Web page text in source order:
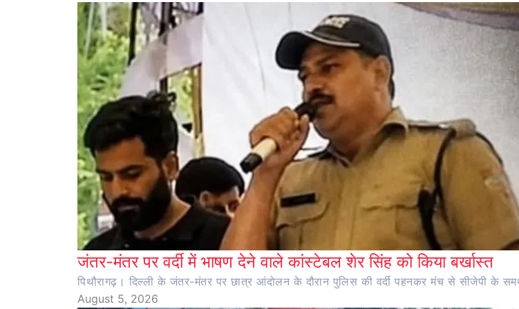
जंतर-मंतर पर वर्दी में भाषण देने वाले कांस्टेबल शेर सिंह को किया बर्खास्त
पिथौरागढ़। दिल्ली के जंतर-मंतर पर छात्र आंदोलन के दौरान पुलिस की वर्दी पहनकर मंच से सीजेपी के
August 5, 2026